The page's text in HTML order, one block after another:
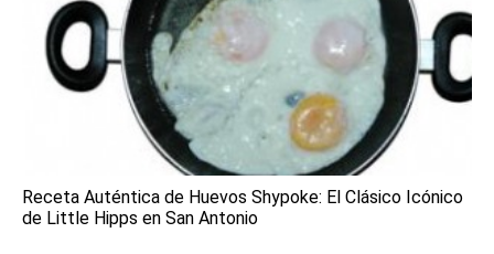
Receta Auténtica de Huevos Shypoke: El Clásico Icónico
de Little Hipps en San Antonio